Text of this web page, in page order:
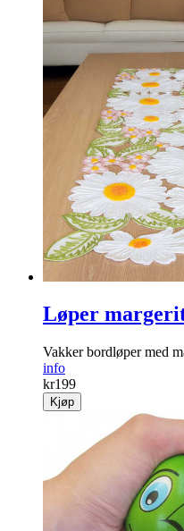
Løper
Vakker bord­løper med
info
kr199
Kjøp